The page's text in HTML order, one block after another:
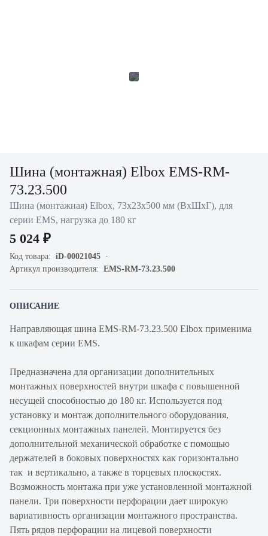
Шина (монтажная) Elbox EMS-RM-
73.23.500
Шина (монтажная) Elbox, 73х23х500 мм (ВхШхГ), для
серии EMS, нагрузка до 180 кг
5 024 ₽
Код товара: iD-00021045
Артикул производителя: EMS-RM-73.23.500
ОПИСАНИЕ
Направляющая шина EMS-RM-73.23.500 Elbox применима
к шкафам серии EMS.
Предназначена для организации дополнительных
монтажных поверхностей внутри шкафа с повышенной
несущей способностью до 180 кг. Используется под
установку и монтаж дополнительного оборудования,
секционных монтажных панелей. Монтируется без
дополнительной механической обработке с помощью
держателей в боковых поверхностях как горизонтально
так и вертикально, а также в торцевых плоскостях.
Возможность монтажа при уже установленной монтажной
панели. Три поверхности перфорации дает широкую
вариативность организации монтажного пространства.
Пять рядов перфорации на лицевой поверхности